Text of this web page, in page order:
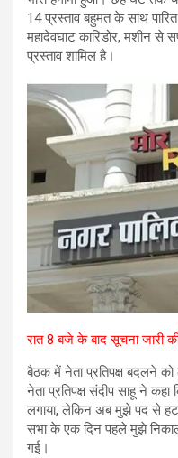
14 प्रस्ताव बहुमत के साथ
महादेवघाट कारिडोर, मशीन
प्रस्ताव शामिल है।
रात 8 बजे के बाद सूचना जारी
बैठक में नेता प्रतिपक्ष बदलने
नेता प्रतिपक्ष संदीप साहू ने
लगाया, लेकिन अब मुझे पद से हटा
सभा के एक दिन पहले मुझे
गई।